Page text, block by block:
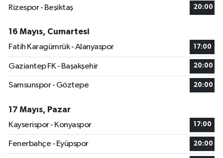
Rizespor - Beşiktaş
20:00
16 Mayıs, Cumartesi
Fatih Karagümrük - Alanyaspor
17:00
Gaziantep FK - Başakşehir 20:00
Samsunspor - Göztepe 20:00
17 Mayıs, Pazar
Kayserispor - Konyaspor
17:00
Fenerbahçe - Eyüpspor 20:00